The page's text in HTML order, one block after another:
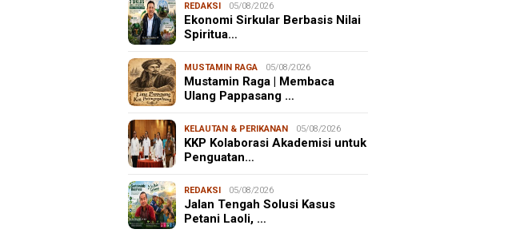
REDAKSI 05/08/2026
Ekonomi Sirkular Berbasis Nilai
Spiritua…
MUSTAMIN RAGA 05/08/2026
Mustamin Raga | Membaca
Ulang Pappasang …
KELAUTAN & PERIKANAN 05/08/2026
KKP Kolaborasi Akademisi untuk
Penguatan…
REDAKSI 05/08/2026
Jalan Tengah Solusi Kasus
Petani Laoli, …